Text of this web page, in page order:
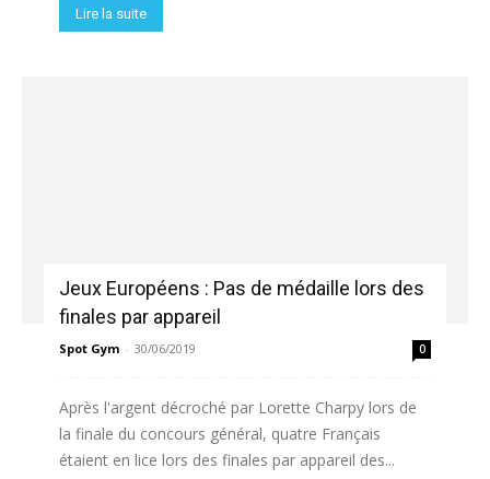
Lire la suite
Jeux Européens : Pas de médaille lors des
finales par appareil
Spot Gym - 30/06/2019 0
Après l'argent décroché par Lorette Charpy lors de
la finale du concours général, quatre Français
étaient en lice lors des finales par appareil des...